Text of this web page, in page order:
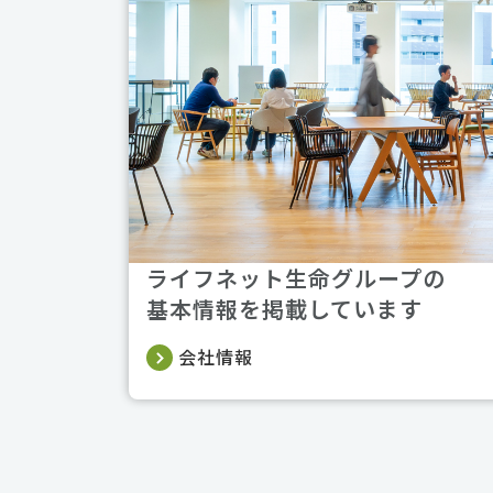
ライフネット生命グループの
基本情報を掲載しています
会社情報